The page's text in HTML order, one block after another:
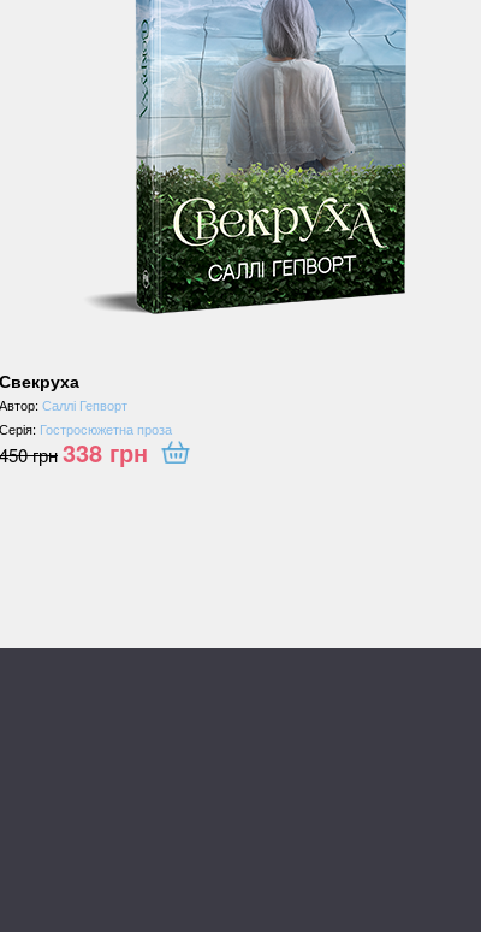
Свекруха
Автор:Саллі Гепворт
Серія: Гостросюжетна проза
450грн338 грн